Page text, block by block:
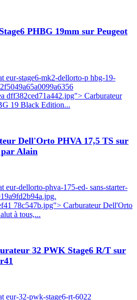
PHBG 19mm sur Peugeot
eur-stage6-mk2-dellorto-p hbg-19-
dff382ced71a442.jpg"> Carburateur
19 Black Edition...
Dell'Orto PHVA 17,5 TS sur
Alain
eur-dellorto-phva-175-ed- sans-starter-
78c547b.jpg"> Carburateur Dell'Orto
à tous,...
32 PWK Stage6 R/T sur
eur-32-pwk-stage6-rt-6022